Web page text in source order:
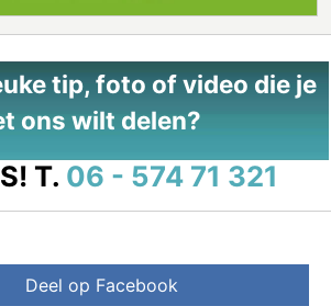
tip, foto of video die je
ons wilt delen?
T. 06 - 574 71 321
Deel op Facebook